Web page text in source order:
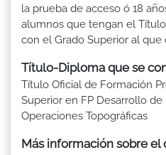
la prueba de acceso ó 18
alumnos que tengan el
con el Grado Superior al que
Título-Diploma que se
Título Oficial de Formación
Superior en FP Desarrollo
Operaciones Topográficas
Más información sobre el